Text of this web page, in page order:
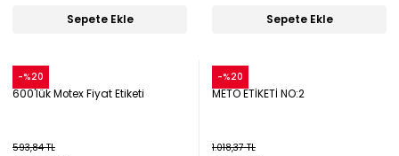
Sepete Ekle Sepete Ekle
-%20
Snow
600'lük Motex Fiyat Etiketi
593,84 TL
-%20
Snow
METO ETİKETİ NO:2
1.018,37 TL